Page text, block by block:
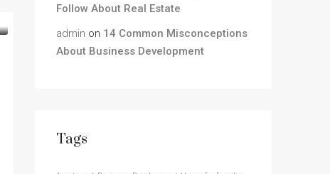
Follow About Real Estate
admin on 14 Common Misconceptions
About Business Development
Tags